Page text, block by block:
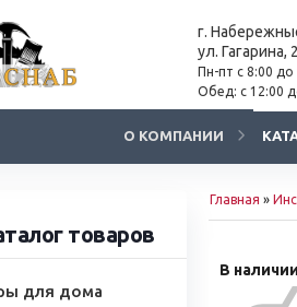
г.
ул. Гагарина,
Пн-пт с 8:00 до
Обед: с 12:00
О КОМПАНИИ
товаров
для дома
Главная »
В наличии